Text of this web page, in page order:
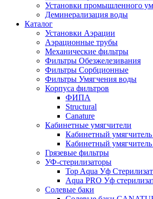
Установки промышленного
Деминерализация воды
Каталог
Установки Аэрации
Аэрационные трубы
Механические фильтры
Фильтры Обезжелезивания
Фильтры Сорбционные
Фильтры Умягчения воды
Корпуса фильтров
ФИПА
Structural
Canature
Кабинетные умягчители
Кабинетный
Кабинетный
Грязевые фильтры
УФ-стерилизаторы
Top Aqua Уф
Aqua PRO Уф
Солевые баки